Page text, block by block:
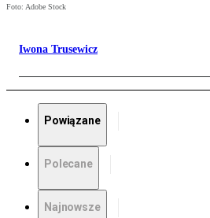
Foto: Adobe Stock
Iwona Trusewicz
Powiązane
Polecane
Najnowsze